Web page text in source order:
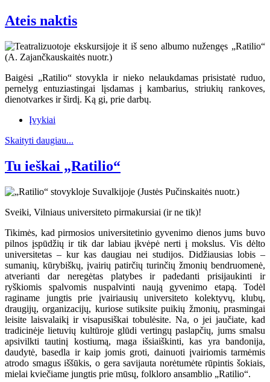
Ateis naktis
Baigėsi „Ratilio“ stovykla ir nieko nelaukdamas prisistatė ruduo,
pernelyg entuziastingai lįsdamas į kambarius, striukių rankoves,
dienotvarkes ir širdį. Ką gi, prie darbų.
Įvykiai
Skaityti daugiau...
Tu ieškai „Ratilio“
Sveiki, Vilniaus universiteto pirmakursiai (ir ne tik)!
Tikimės, kad pirmosios universitetinio gyvenimo dienos jums buvo
pilnos įspūdžių ir tik dar labiau įkvėpė nerti į mokslus. Vis dėlto
universitetas – kur kas daugiau nei studijos. Didžiausias lobis –
sumanių, kūrybiškų, įvairių patirčių turinčių žmonių bendruomenė,
atverianti dar neregėtas platybes ir padedanti prisijaukinti ir
ryškiomis spalvomis nuspalvinti naują gyvenimo etapą. Todėl
raginame jungtis prie įvairiausių universiteto kolektyvų, klubų,
draugijų, organizacijų, kuriose sutiksite puikių žmonių, prasmingai
leisite laisvalaikį ir visapusiškai tobulėsite. Na, o jei jaučiate, kad
tradicinėje lietuvių kultūroje glūdi vertingų paslapčių, jums smalsu
apsivilkti tautinį kostiumą, maga išsiaiškinti, kas yra bandonija,
daudytė, basedla ir kaip jomis groti, dainuoti įvairiomis tarmėmis
atrodo smagus iššūkis, o gera savijauta norėtumėte rūpintis šokiais,
mielai kviečiame jungtis prie mūsų, folkloro ansamblio „Ratilio“.